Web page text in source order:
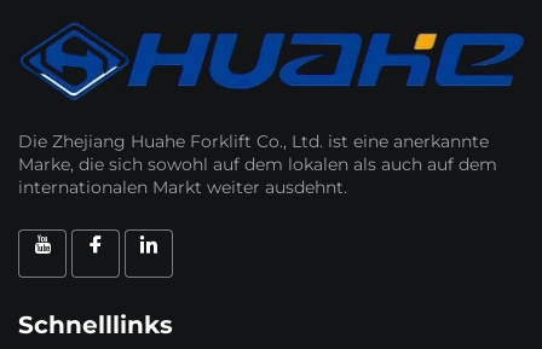
Die Zhejiang Huahe Forklift Co., Ltd. ist eine anerkannte
Marke, die sich sowohl auf dem lokalen als auch auf dem
internationalen Markt weiter ausdehnt.
Schnelllinks